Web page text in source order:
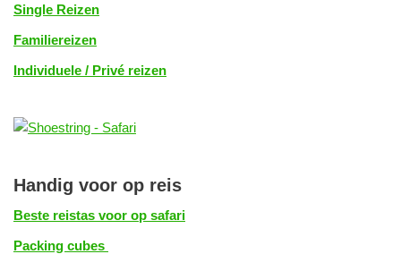
Single Reizen
Familiereizen
Individuele / Privé reizen
Handig voor op reis
Beste reistas voor op safari
Packing cubes